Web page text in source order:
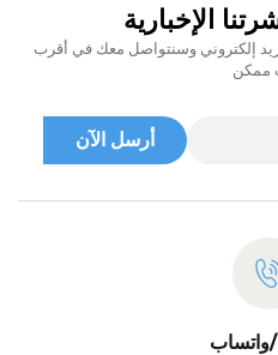
الإخبارية
إلكتروني وسنتواصل معك في أقرب
ممكن
أرسل الآن
واتساب